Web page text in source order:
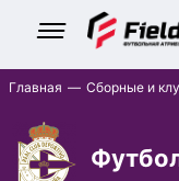
Главная Сборные и